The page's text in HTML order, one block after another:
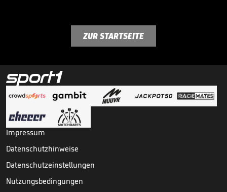
ZUR STARTSEITE
Impressum
Datenschutzhinweise
Datenschutzeinstellungen
Nutzungsbedingungen